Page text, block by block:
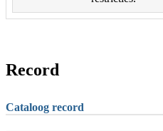
Record
Cataloog record